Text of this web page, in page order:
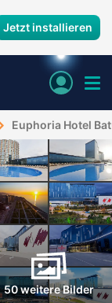
Jetzt installieren
Euphoria Hotel
50 weitere Bilder